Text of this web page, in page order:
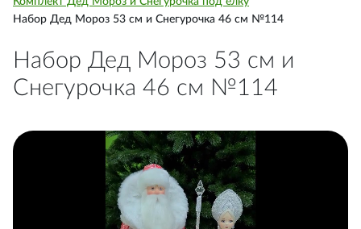
Набор Дед Мороз 53 см и Снегурочка 46 см №114
Набор Дед Мороз 53 см и
Снегурочка 46 см №114